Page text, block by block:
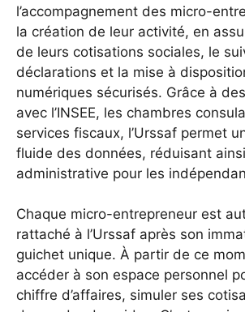
l’accompagnement des micro-
la création de leur activité, en
de leurs cotisations sociales, le
déclarations et la mise à
numériques sécurisés. Grâce à
avec l’INSEE, les chambres
services fiscaux, l’Urssaf permet
fluide des données, réduisant
administrative pour les
Chaque micro-entrepreneur est
rattaché à l’Urssaf après son
guichet unique. À partir de ce
accéder à son espace personnel
chiffre d’affaires, simuler ses